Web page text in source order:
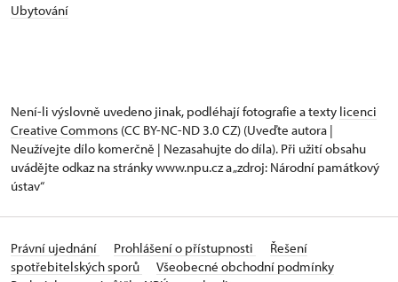
Ubytování
Není-li výslovně uvedeno jinak, podléhají fotografie a texty licenci
Creative Commons (CC BY-NC-ND 3.0 CZ) (Uveďte autora |
Neužívejte dílo komerčně | Nezasahujte do díla). Při užití obsahu
uvádějte odkaz na stránky www.npu.cz a „zdroj: Národní památkový
ústav“
Právní ujednání Prohlášení o přístupnosti
Řešení
spotřebitelských sporů
Všeobecné obchodní podmínky